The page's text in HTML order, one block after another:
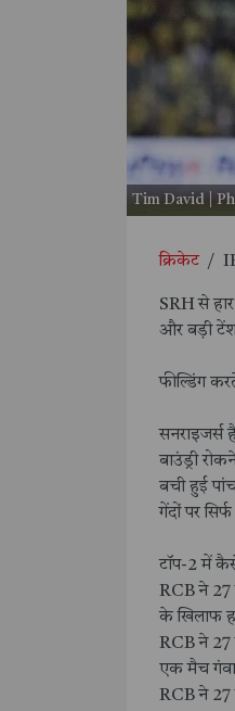
Tim David |
क्रिकेट /
SRH से
और बड़ी
फील्डिंग
सनराइजर्स
बाउंड्री
बची हुई
गेंदों पर
टॉप-2 में
RCB ने
के खिलाफ
RCB ने 27
एक मैच गंवा
RCB ने 27